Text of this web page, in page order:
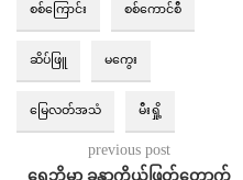
စစ်ကြောင်း စစ်ကောင်စီ
ဆိပ်ဖြူ မကွေး
မြေလတ်အသံ မီးရှို့
previous post
ရွှေဘိုမှာ ခန္ခာကိုယ်ဖြတ်တောက်